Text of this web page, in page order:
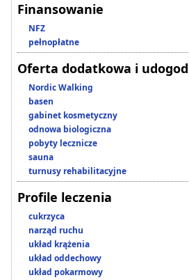
Finansowanie
NFZ
pełnopłatne
Oferta dodatkowa i
Nordic Walking
basen
gabinet kosmetyczny
odnowa biologiczna
pobyty lecznicze
sauna
turnusy rehabilitacyjne
Profile leczenia
cukrzyca
narząd ruchu
układ krążenia
układ oddechowy
układ pokarmowy